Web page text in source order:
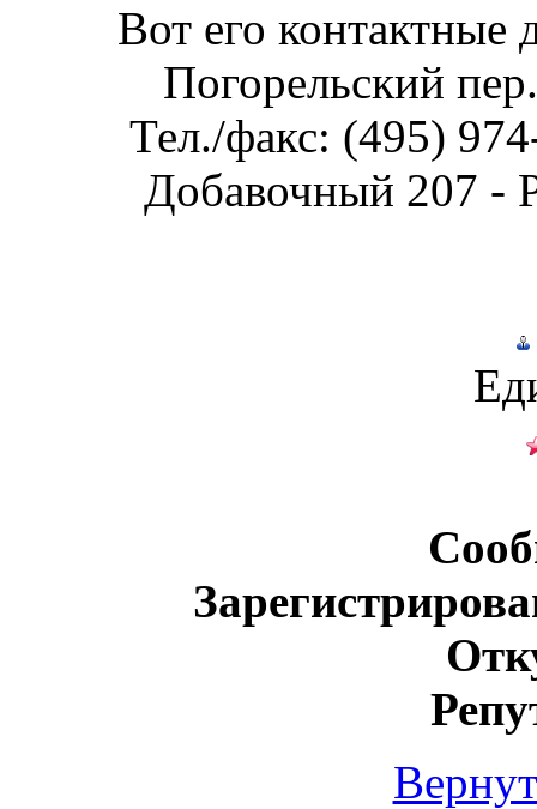
Вот его контактные
Погорельский
Тел./факс: (495)
Добавочный 207 -